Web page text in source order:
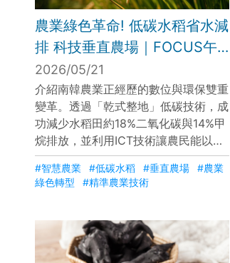
農業綠色革命! 低碳水稻省水減
排 科技垂直農場｜FOCUS午
間新聞 20260519
‪@tvbsfocus‬
2026/05/21
介紹南韓農業正經歷的數位與環保雙重
變革。透過「乾式整地」低碳技術，成
功減少水稻田約18%二氧化碳與14%甲
烷排放，並利用ICT技術讓農民能以手
機遠端控管水位。此外，室內垂直農場
透過大數據精算生長配方，實現產量翻
倍且全年穩產。這些創新技術有效應對
業競爭力注入新動能。
#智慧農業 #低碳水稻 #垂直農場
#農業
綠色轉型
#精準農業技術